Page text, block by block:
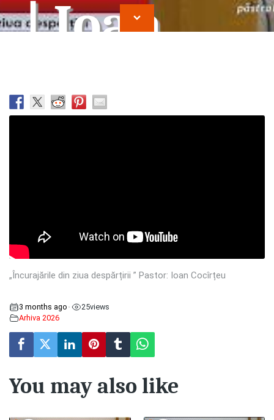
| Ioan
Cocirteu
„Încurajările din ziua despărțirii ” Pastor: Ioan Cocîrțeu
3 months ago • 25views
Arhiva 2026
You may also like